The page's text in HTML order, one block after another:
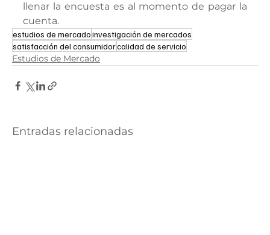
llenar la encuesta es al momento de pagar la
cuenta.
estudios de mercadoinvestigación de mercados
satisfacción del consumidorcalidad de servicio
Estudios de Mercado
Entradas relacionadas